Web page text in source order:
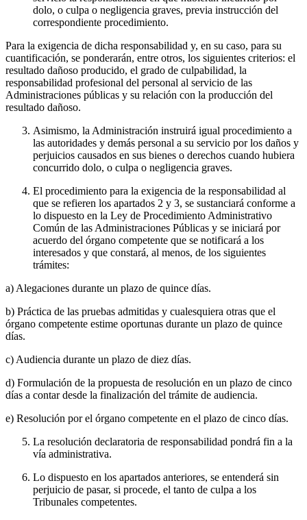
dolo, o culpa o negligencia graves, previa instrucción del
correspondiente procedimiento.
Para la exigencia de dicha responsabilidad y, en su caso, para su
cuantificación, se ponderarán, entre otros, los siguientes criterios: el
resultado dañoso producido, el grado de culpabilidad, la
responsabilidad profesional del personal al servicio de las
Administraciones públicas y su relación con la producción del
resultado dañoso.
Asimismo, la Administración instruirá igual procedimiento a
las autoridades y demás personal a su servicio por los daños y
perjuicios causados en sus bienes o derechos cuando hubiera
concurrido dolo, o culpa o negligencia graves.
El procedimiento para la exigencia de la responsabilidad al
que se refieren los apartados 2 y 3, se sustanciará conforme a
lo dispuesto en la Ley de Procedimiento Administrativo
Común de las Administraciones Públicas y se iniciará por
acuerdo del órgano competente que se notificará a los
interesados y que constará, al menos, de los siguientes
trámites:
a) Alegaciones durante un plazo de quince días.
b) Práctica de las pruebas admitidas y cualesquiera otras que el
órgano competente estime oportunas durante un plazo de quince
días.
c) Audiencia durante un plazo de diez días.
d) Formulación de la propuesta de resolución en un plazo de cinco
días a contar desde la finalización del trámite de audiencia.
e) Resolución por el órgano competente en el plazo de cinco días.
La resolución declaratoria de responsabilidad pondrá fin a la
vía administrativa.
Lo dispuesto en los apartados anteriores, se entenderá sin
perjuicio de pasar, si procede, el tanto de culpa a los
Tribunales competentes.